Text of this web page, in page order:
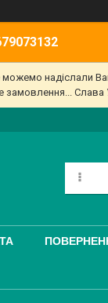
надіслали
Слава